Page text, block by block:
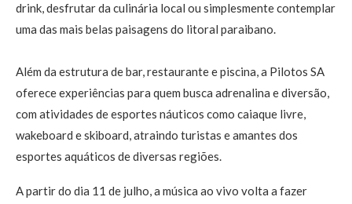
drink, desfrutar da culinária local ou simplesmente contemplar
uma das mais belas paisagens do litoral paraibano.
Além da estrutura de bar, restaurante e piscina, a Pilotos SA
oferece experiências para quem busca adrenalina e diversão,
com atividades de esportes náuticos como caiaque livre,
wakeboard e skiboard, atraindo turistas e amantes dos
esportes aquáticos de diversas regiões.
A partir do dia 11 de julho, a música ao vivo volta a fazer